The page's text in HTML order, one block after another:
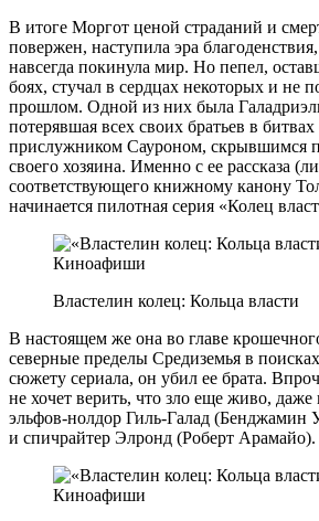
В итоге Моргот ценой страданий и
повержен, наступила эра
навсегда покинула мир. Но пепел,
боях, стучал в сердцах некоторых и не
прошлом. Одной из них была
потерявшая всех своих братьев в
прислужником Сауроном, скрывшимся
своего хозяина. Именно с ее рассказа
соответствующего книжному канону
начинается пилотная серия «Колец
Властелин колец: Кольца власти
В настоящем же она во главе
северные пределы Средиземья в
сюжету сериала, он убил ее брата.
не хочет верить, что зло еще живо,
эльфов-нолдор Гиль-Галад (Бенджамин
и спичрайтер Элронд (Роберт Арамайо).